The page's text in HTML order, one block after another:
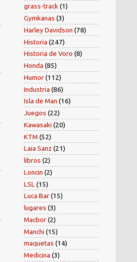
grass-track(1)
Gymkanas (3)
Harley Davidson (78)
Historia (247)
Historia de Voro (8)
Honda (85)
Humor(112)
Industria (86)
Isla de Man (16)
Juegos (22)
Kawasaki (20)
KTM (52)
Laia Sanz (21)
libros (2)
Loncin (2)
LSL (15)
Luca Bar(15)
lugares (3)
Macbor(2)
Manchi (15)
maquetas (14)
Medicina (3)